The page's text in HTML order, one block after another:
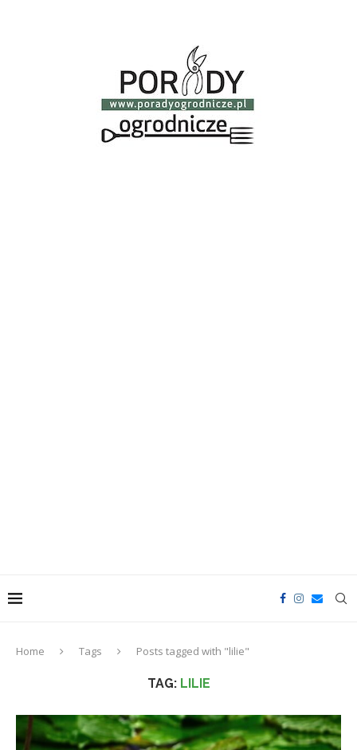
Home Tags Posts tagged with "lilie"
TAG: LILIE